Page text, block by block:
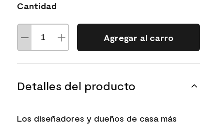
Cantidad
Agregar al carro
Detalles del producto
Los diseñadores y dueños de casa más